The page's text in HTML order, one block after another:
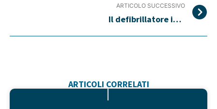
ARTICOLO SUCCESSIVO
Il defibrillatore intelligente è tornato a scuola
ARTICOLI CORRELATI